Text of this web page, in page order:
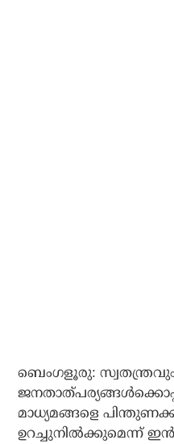
ബെംഗളൂരു:
മാധ്യമങ്ങളെ
ഉറച്ചുനില്‍ക്കുമെന്ന്